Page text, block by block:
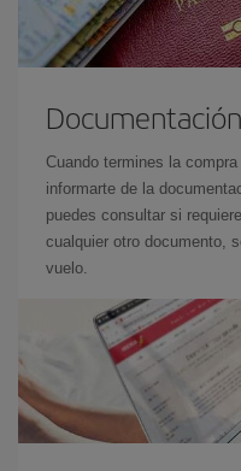
Cuando termines la
informarte de la
puedes consultar si
cualquier otro documento,
vuelo.